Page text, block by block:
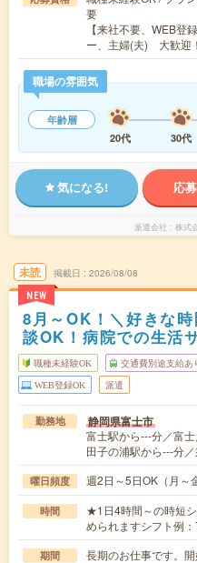
要
【来社不要、WEB登
ー、主婦(夫) 大歓迎
職場の雰囲気
年齢層
20代
30代
気になる! 応
派遣会社 株式
未読
NEW
掲載日 2026/08/08
8月～OK！＼好きな
談OK！病院での生活
職種未経験OK 交通費別途支給あ
WEB登録OK 派遣
勤務地 静岡県富士市
富士駅から---分／富
田子の浦駅から---分
曜日頻度 週2日～5日OK（月
時間
★1日4時間～の時短
められますシフト例
期間 長期のお仕事です。